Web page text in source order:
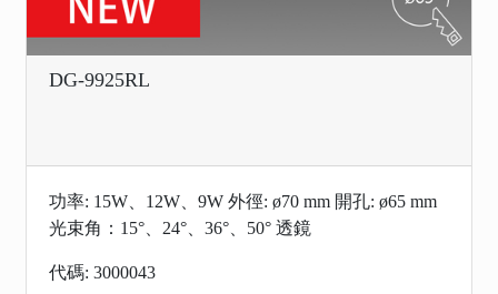
DG-9925RL
功率: 15W、12W、9W 外徑: ø70 mm 開孔: ø65 mm
光束角：15°、24°、36°、50° 透鏡
代碼: 3000043